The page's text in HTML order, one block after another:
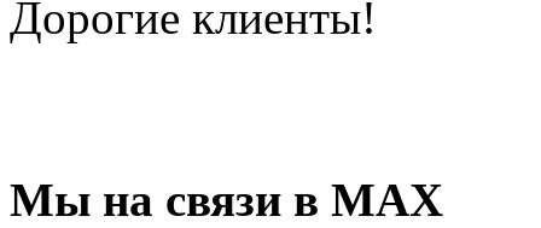
Дорогие клиенты!
Мы на связи в МАХ